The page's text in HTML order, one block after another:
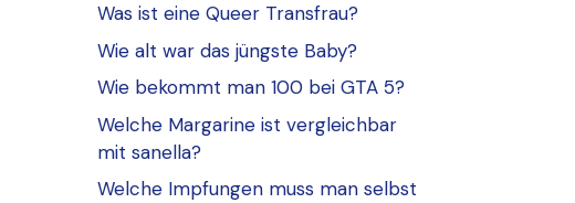
Was ist eine Queer Transfrau?
Wie alt war das jüngste Baby?
Wie bekommt man 100 bei GTA 5?
Welche Margarine ist vergleichbar
mit sanella?
Welche Impfungen muss man selbst